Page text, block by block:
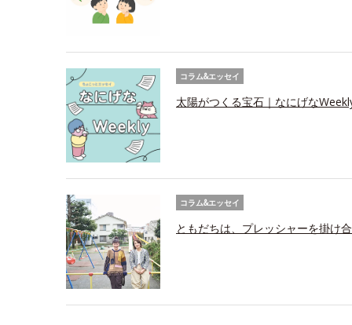
コラム&エッセイ
太陽がつくる宝石｜なにげな
コラム&エッセイ
ともだちは、プレッシャーを掛け